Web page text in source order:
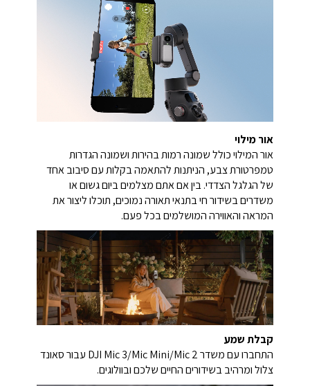
אור מילוי
אור המילוי כולל שמונה רמות בהירות ושמונה הגדרות
טמפרטורת צבע, הניתנות להתאמה בקלות עם סיבוב אחד
של הגלגל הצדדי. בין אם אתם מצלמים ביום גשום או
משדרים בשידור חי בתנאי תאורה נמוכים, תוכלו ליצור את
המראה והאווירה המושלמים בכל פעם.
קבלת שמע
התחברו עם משדר DJI Mic 3/Mic Mini/Mic 2 עבור סאונד
צלול ומרהיב בשידורים החיים שלכם ובוולוגים.